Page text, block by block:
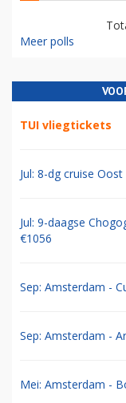
Meer polls
TUI vliegtickets
Jul: 8-dg cruise
Jul: 9-daagse
€1056
Sep: Amsterdam -
Sep: Amsterdam -
Mei: Amsterdam -